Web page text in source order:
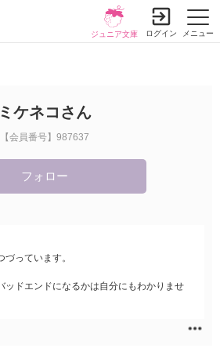
メニュー
ジュニア文庫 ログイン
ミケネコさん
【会員番号】987637
フォロー
っています。
ッドエンドになるかは自分にもわかりませ